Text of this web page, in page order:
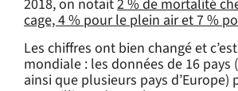
2018, on notait2 % de mortalité
cage, 4 % pour le plein air et 7 %
Les chiffres ont bien changé et
mondiale : les données de 16 pays
ainsi que plusieurs pays d’Europe)